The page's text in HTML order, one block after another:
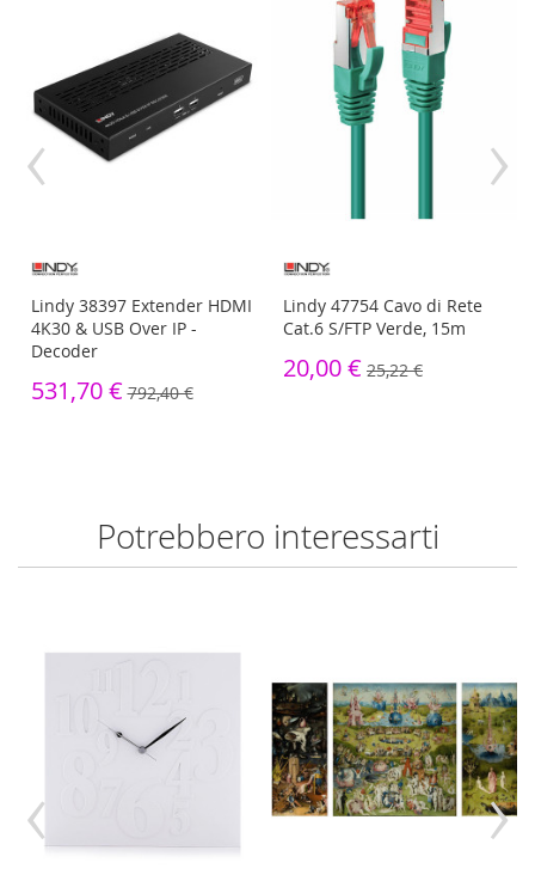
Lindy 38397 Extender HDMI
4K30 & USB Over IP -
Decoder
531,70 € 792,40 €
Lindy 47754 Cavo di Rete
Cat.6 S/FTP Verde, 15m
20,00 € 25,22 €
‹ ›
Potrebbero interessarti
‹ ›